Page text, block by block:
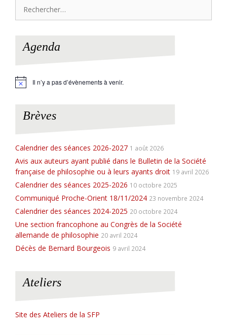
Agenda
N
Il n’y a pas d’évènements à venir.
Brèves
Calendrier des séances 2026-2027 1 août 2026
Avis aux auteurs ayant publié dans le Bulletin de la Société
française de philosophie ou à leurs ayants droit 19 avril 2026
Calendrier des séances 2025-2026 10 octobre 2025
Communiqué Proche-Orient 18/11/2024 23 novembre 2024
Calendrier des séances 2024-2025 20 octobre 2024
Une section francophone au Congrès de la Société
allemande de philosophie 20 avril 2024
Décès de Bernard Bourgeois 9 avril 2024
Ateliers
Site des Ateliers de la SFP